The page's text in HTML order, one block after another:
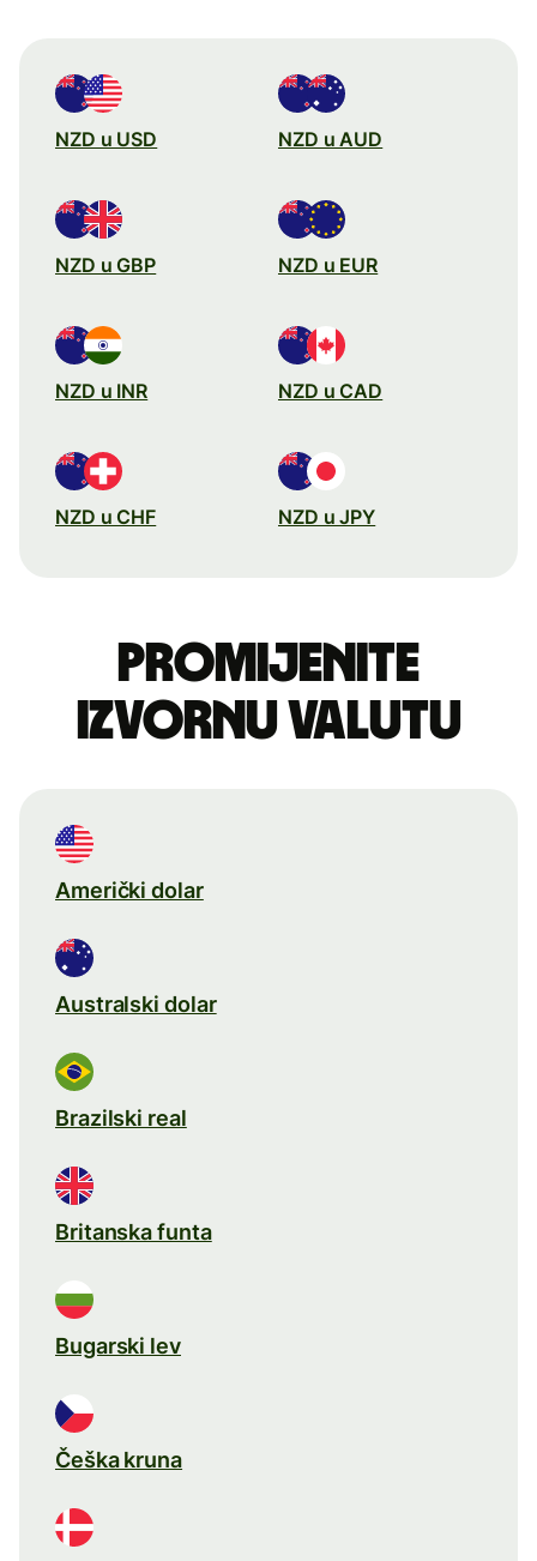
NZD u USD NZD u AUD
NZD u GBP NZD u EUR
NZD u INR NZD u CAD
NZD u CHF NZD u JPY
Promijenite
izvornu valutu
Američki dolar
Australski dolar
Brazilski real
Britanska funta
Bugarski lev
Češka kruna